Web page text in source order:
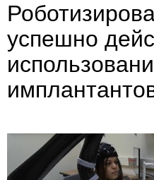
успешно